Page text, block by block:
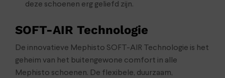
deze schoenen erg geliefd zijn.
SOFT-AIR Technologie
De innovatieve Mephisto SOFT-AIR Technologie is het
geheim van het buitengewone comfort in alle
Mephisto schoenen. De flexibele, duurzaam,